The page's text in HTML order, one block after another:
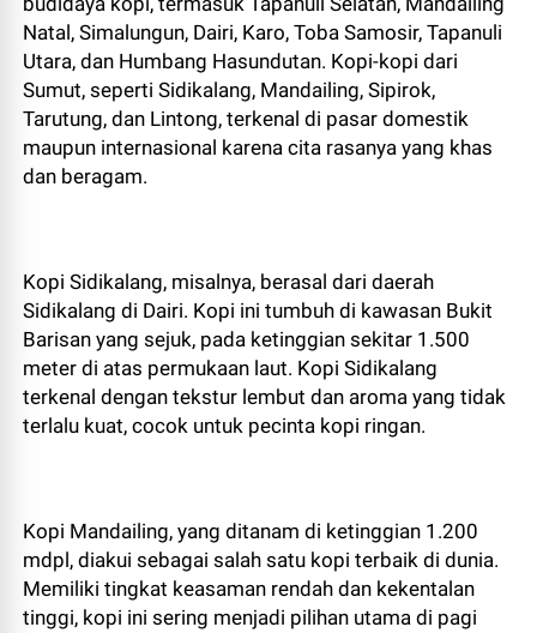
Natal, Simalungun, Dairi, Karo, Toba Samosir, Tapanuli
Utara, dan Humbang Hasundutan. Kopi-kopi dari
Sumut, seperti Sidikalang, Mandailing, Sipirok,
Tarutung, dan Lintong, terkenal di pasar domestik
maupun internasional karena cita rasanya yang khas
dan beragam.
Kopi Sidikalang, misalnya, berasal dari daerah
Sidikalang di Dairi. Kopi ini tumbuh di kawasan Bukit
Barisan yang sejuk, pada ketinggian sekitar 1.500
meter di atas permukaan laut. Kopi Sidikalang
terkenal dengan tekstur lembut dan aroma yang tidak
terlalu kuat, cocok untuk pecinta kopi ringan.
Kopi Mandailing, yang ditanam di ketinggian 1.200
mdpl, diakui sebagai salah satu kopi terbaik di dunia.
Memiliki tingkat keasaman rendah dan kekentalan
tinggi, kopi ini sering menjadi pilihan utama di pagi